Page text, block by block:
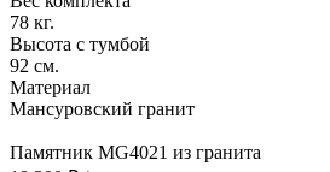
78 кг.
Высота с тумбой
92 см.
Материал
Мансуровский гранит
Памятник MG4021 из гранита